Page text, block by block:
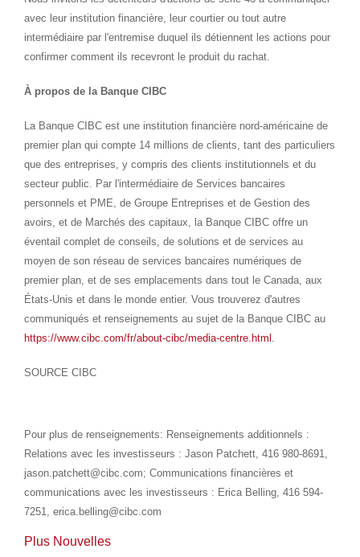
avec leur institution financière, leur courtier ou tout autre
intermédiaire par l'entremise duquel ils détiennent les actions pour
confirmer comment ils recevront le produit du rachat.
À propos de la Banque CIBC
La Banque CIBC est une institution financière nord-américaine de
premier plan qui compte 14 millions de clients, tant des particuliers
que des entreprises, y compris des clients institutionnels et du
secteur public. Par l'intermédiaire de Services bancaires
personnels et PME, de Groupe Entreprises et de Gestion des
avoirs, et de Marchés des capitaux, la Banque CIBC offre un
éventail complet de conseils, de solutions et de services au
moyen de son réseau de services bancaires numériques de
premier plan, et de ses emplacements dans tout leCanada, aux
États-Unis et dans le monde entier. Vous trouverez d'autres
communiqués et renseignements au sujet de la Banque CIBC au
https://www.cibc.com/fr/about-cibc/media-centre.html .
SOURCE CIBC
Pour plus de renseignements: Renseignements additionnels :
Relations avec les investisseurs : Jason Patchett, 416 980-8691,
jason.patchett@cibc.com; Communications financières et
communications avec les investisseurs : Erica Belling, 416 594-
7251, erica.belling@cibc.com
Plus Nouvelles